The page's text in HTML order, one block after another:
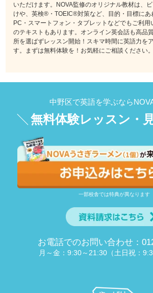
いただけます。NOVA監修のオリジナル教材は、
けや、英検®・TOEIC®対策など、目的・目標にあ
PC・スマートフォン・タブレットなどでもご利
のテキストもあります。オンライン英会話も高品
所を選ばずレッスン開始！スキマ時間に英語力を
す。まずは無料体験を！お気軽にご相談ください。
中野区で英語を学ぶなら
無料体験レッスン・
一部校舎では特典が異なります
お電話でのお問い合わせ：
月～金：9:30～21:30（土日祝：